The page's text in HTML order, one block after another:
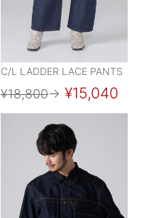
C/L LADDER LACE PANTS
¥18,800→ ¥15,040